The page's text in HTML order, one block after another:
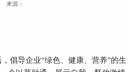
来源：
倡导企业“绿色、健康、营养”的生